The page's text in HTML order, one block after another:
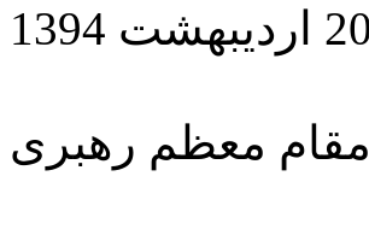
مقام معظم رهبری